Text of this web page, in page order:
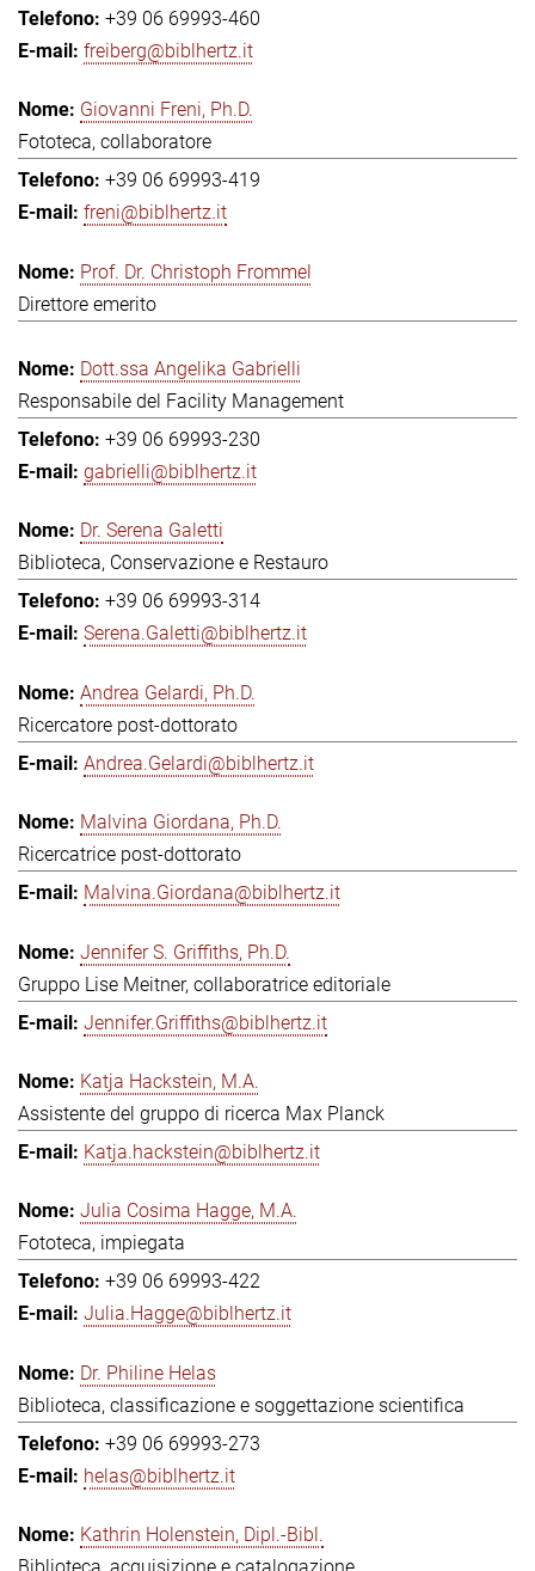
+39 06 69993-460
freiberg@biblhertz.it
Giovanni Freni, Ph.D.
Fototeca, collaboratore
+39 06 69993-419
freni@biblhertz.it
Prof. Dr. Christoph Frommel
Direttore emerito
Dott.ssa Angelika Gabrielli
Responsabile del Facility Management
+39 06 69993-230
gabrielli@biblhertz.it
Dr. Serena Galetti
Biblioteca, Conservazione e Restauro
+39 06 69993-314
Serena.Galetti@biblhertz.it
Andrea Gelardi, Ph.D.
Ricercatore post-dottorato
Andrea.Gelardi@biblhertz.it
Malvina Giordana, Ph.D.
Ricercatrice post-dottorato
Malvina.Giordana@biblhertz.it
Jennifer S. Griffiths, Ph.D.
Gruppo Lise Meitner, collaboratrice editoriale
Jennifer.Griffiths@biblhertz.it
Katja Hackstein, M.A.
Assistente del gruppo di ricerca Max Planck
Katja.hackstein@biblhertz.it
Julia Cosima Hagge, M.A.
Fototeca, impiegata
+39 06 69993-422
Julia.Hagge@biblhertz.it
Dr. Philine Helas
Biblioteca, classificazione e soggettazione scientifica
+39 06 69993-273
helas@biblhertz.it
Kathrin Holenstein, Dipl.-Bibl.